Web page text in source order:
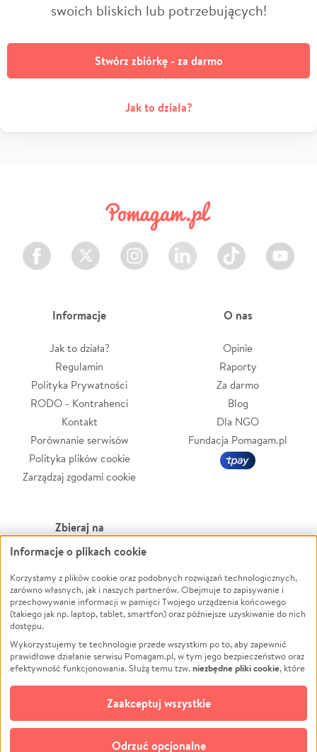
swoich bliskich lub potrzebujących!
Stwórz zbiórkę - za darmo
Jak to działa?
Facebook Twitter Instagram LinkedIn TikTok Youtube
Informacje
Jak to działa?
Regulamin
Polityka Prywatności
RODO - Kontrahenci
Kontakt
Porównanie serwisów
Polityka plików cookie
Zarządzaj zgodami cookie
O nas
Opinie
Raporty
Za darmo
Blog
Dla NGO
Fundacja Pomagam.pl
Zbieraj na
Leczenie
Zwierzęta
Pożar
Ukraina
Pomoc Finansowa
Projekty
Pogrzeb
Społeczność lokalna
Kultura
Powódź
Wichura
NGO
Edukacja
Podróż
Impreza
Ochrona środowiska
Biznes
Informacje o plikach cookie
Korzystamy z plików cookie oraz podobnych rozwiązań technologicznych,
zarówno własnych, jak i naszych partnerów. Obejmuje to zapisywanie i
przechowywanie informacji w pamięci Twojego urządzenia końcowego
(takiego jak np. laptop, tablet, smartfon) oraz późniejsze uzyskiwanie do nich
dostępu.
Wykorzystujemy te technologie przede wszystkim po to, aby zapewnić
prawidłowe działanie serwisu Pomagam.pl, w tym jego bezpieczeństwo oraz
efektywność funkcjonowania. Służą temu tzw.niezbędne pliki cookie, które
opcjonalnych plików cookie
technologii do celów analitycznych i retargetingowych. Możesz wyrazić
zgodę na ich stosowanie lub jej odmówić. W dowolnym momencie masz
możliwość zmiany swoich preferencji na stronie „Zarządzaj zgodami cookie”,
do której link znajdziesz w stopce serwisu Pomagam.pl. Opcjonalne pliki
Odrzuć opcjonalne
Zaakceptuj wszystkie